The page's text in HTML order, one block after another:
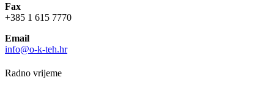
Fax
+385 1 615 7770
Email
info@o-k-teh.hr
Radno vrijeme